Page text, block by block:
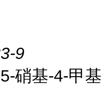
9
硝基-4-甲基